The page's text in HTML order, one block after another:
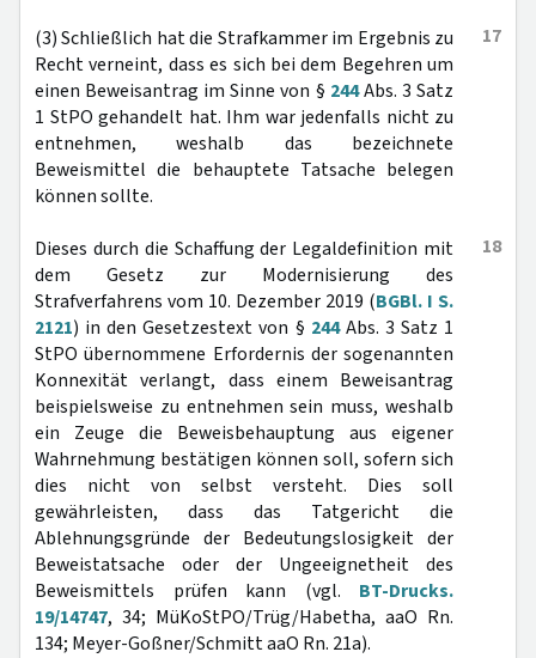
17
(3) Schließlich hat die Strafkammer im Ergebnis zu
Recht verneint, dass es sich bei dem Begehren um
einen Beweisantrag im Sinne von § 244Abs. 3 Satz
1 StPO gehandelt hat. Ihm war jedenfalls nicht zu
entnehmen, weshalb das bezeichnete
Beweismittel die behauptete Tatsache belegen
können sollte.
18
Dieses durch die Schaffung der Legaldefinition mit
dem Gesetz zur Modernisierung des
Strafverfahrens vom 10. Dezember 2019 (BGBl. I S.
2121) in den Gesetzestext von § 244Abs. 3 Satz 1
StPO übernommene Erfordernis der sogenannten
Konnexität verlangt, dass einem Beweisantrag
beispielsweise zu entnehmen sein muss, weshalb
ein Zeuge die Beweisbehauptung aus eigener
Wahrnehmung bestätigen können soll, sofern sich
dies nicht von selbst versteht. Dies soll
gewährleisten, dass das Tatgericht die
Ablehnungsgründe der Bedeutungslosigkeit der
Beweistatsache oder der Ungeeignetheit des
Beweismittels prüfen kann (vgl. BT-Drucks.
19/14747, 34; MüKoStPO/Trüg/Habetha, aaO Rn.
134; Meyer-Goßner/Schmitt aaO Rn. 21a).